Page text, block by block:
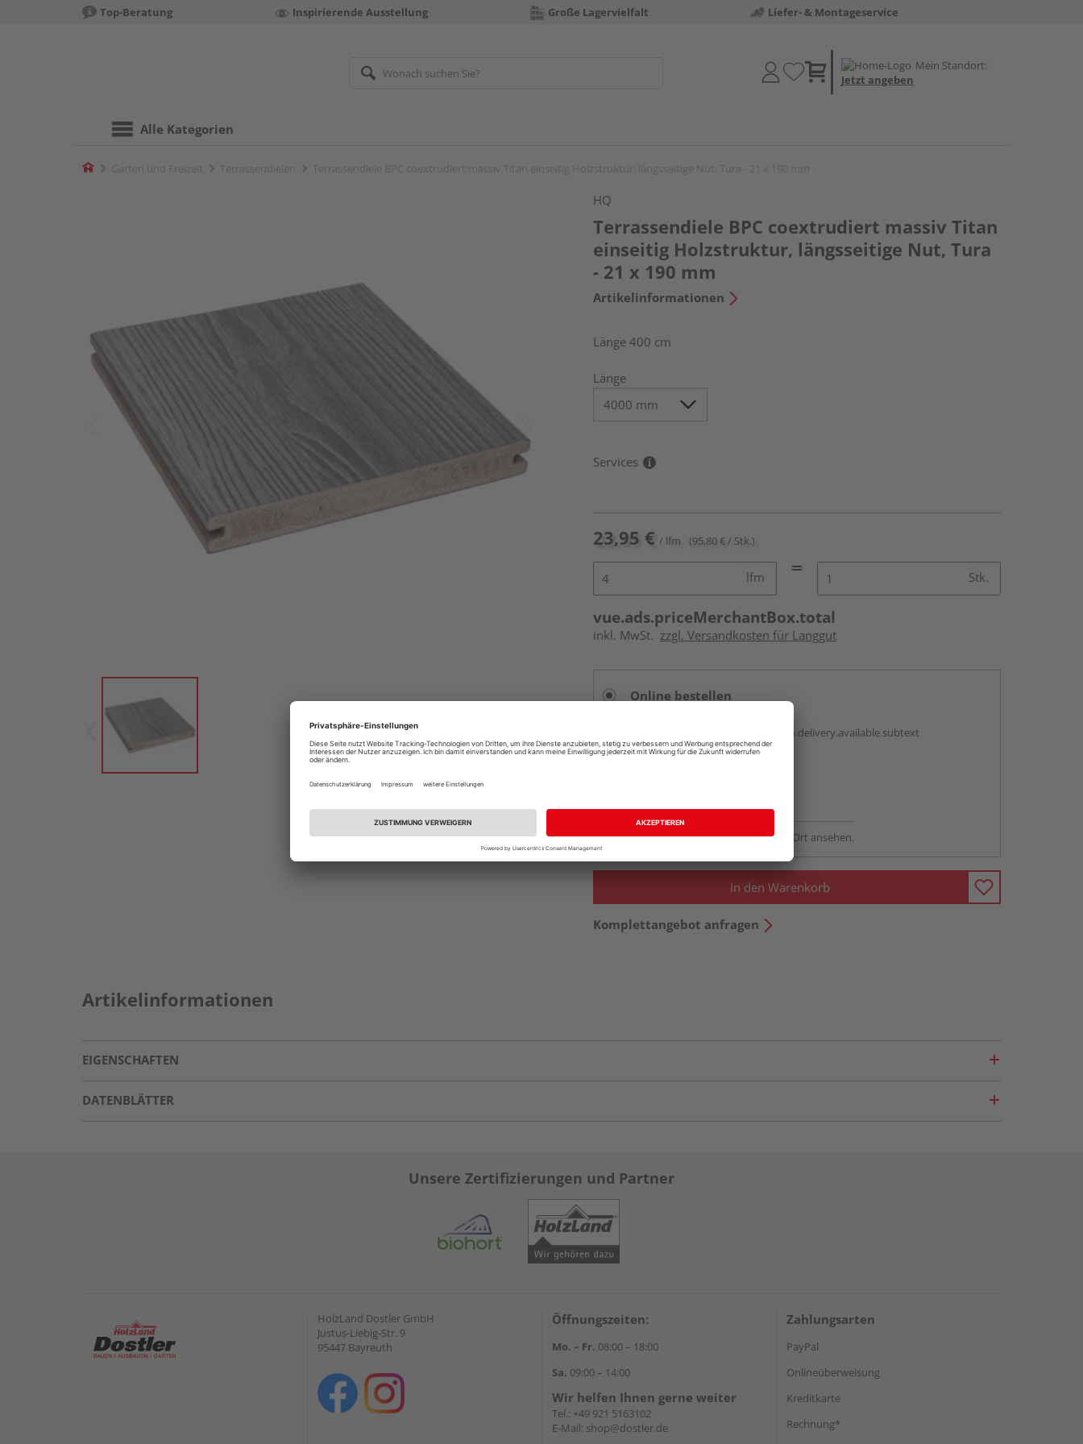
Top-Beratung Inspirierende Ausstellung Große Lagervielfalt Liefer- & Montageservice
Mein Standort:
Jetzt angeben
Alle Kategorien
Home
HQ
Terrassendiele BPC coextrudiert massiv Titan
einseitig Holzstruktur, längsseitige Nut, Tura
- 21 x 190 mm
Artikelinformationen
Länge 400 cm
Länge
Services
23,95 € / lfm (95,80 € / Stk.)
lfm Stk.
vue.ads.priceMerchantBox.total
inkl. MwSt. zzgl. Versandkosten für Langgut
Online bestellen
vue.ads.priceMerchantBox.option.delivery.available.subtext
Verfügbar in der Ausstellung - vor Ort ansehen.
In den Warenkorb
Komplettangebot anfragen
Artikelinformationen
EIGENSCHAFTEN
DATENBLÄTTER
Unsere Zertifizierungen und Partner
HolzLand Dostler GmbH
Justus-Liebig-Str. 9
95447 Bayreuth
Öffnungszeiten:
Mo. – Fr. 08:00 – 18:00
Sa. 09:00 – 14:00
Wir helfen Ihnen gerne weiter
Tel.: +49 921 5163102
E-Mail: shop@dostler.de
Zahlungsarten
PayPal
Onlineüberweisung
Kreditkarte
Rechnung*